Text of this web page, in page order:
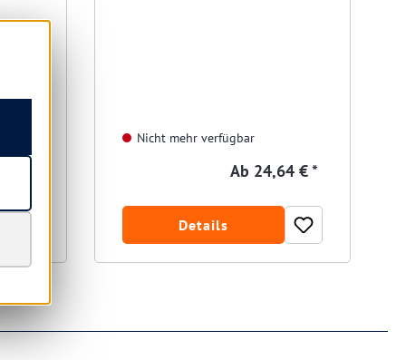
Nicht mehr verfügbar
Ab 24,64 € *
Details